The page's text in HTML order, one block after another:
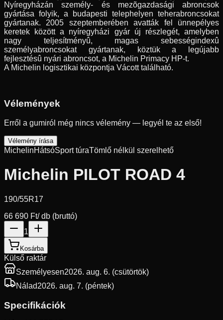
Nyíregyházán személy- és mezõgazdasági abroncsok
gyártása folyik, a budapesti telephelyen teherabroncsokat
gyártanak. 2005 szeptemberében avatták fel ünnepélyes
keretek között a nyíregyházi gyár új részlegét, amelyben
nagy teljesítményû, magas sebességindexû
személyabroncsokat gyártanak, köztük a legújabb
fejlesztésû nyári abroncsot, a Michelin Primacy HP-t.
A Michelin logisztikai központja Vácott található.
Vélemények
Erről a gumiról még nincs vélemény — legyél te az első!
Vélemény írása
MichelinHátsóSport túraTömlő nélkül szerelhető
Michelin PILOT ROAD 4
190/55R17
66 690 Ft/ db (bruttó)
1
Kosárba
Külső raktár
Személyesen2026. aug. 6. (csütörtök)
Nálad2026. aug. 7. (péntek)
Specifikációk